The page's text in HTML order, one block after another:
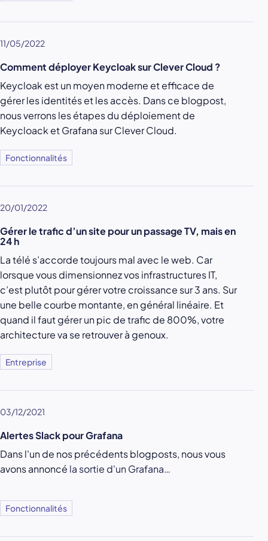
11/05/2022
Comment déployer Keycloak sur Clever Cloud ?
Keycloak est un moyen moderne et efficace de
gérer les identités et les accès. Dans ce blogpost,
nous verrons les étapes du déploiement de
Keycloack et Grafana sur Clever Cloud.
Fonctionnalités
20/01/2022
Gérer le trafic d’un site pour un passage TV, mais en
24 h
La télé s’accorde toujours mal avec le web. Car
lorsque vous dimensionnez vos infrastructures IT,
c’est plutôt pour gérer votre croissance sur 3 ans. Sur
une belle courbe montante, en général linéaire. Et
quand il faut gérer un pic de trafic de 800%, votre
architecture va se retrouver à genoux.
Entreprise
03/12/2021
Alertes Slack pour Grafana
Dans l'un de nos précédents blogposts, nous vous
avons annoncé la sortie d'un Grafana…
Fonctionnalités